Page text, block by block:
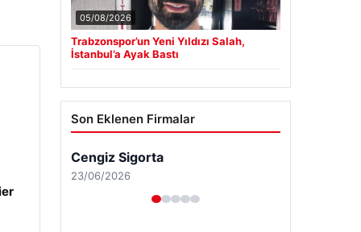
05/08/2026
Trabzonspor’un Yeni Yıldızı Salah,
İstanbul’a Ayak Bastı
Son Eklenen Firmalar
Cengiz Sigorta
23/06/2026